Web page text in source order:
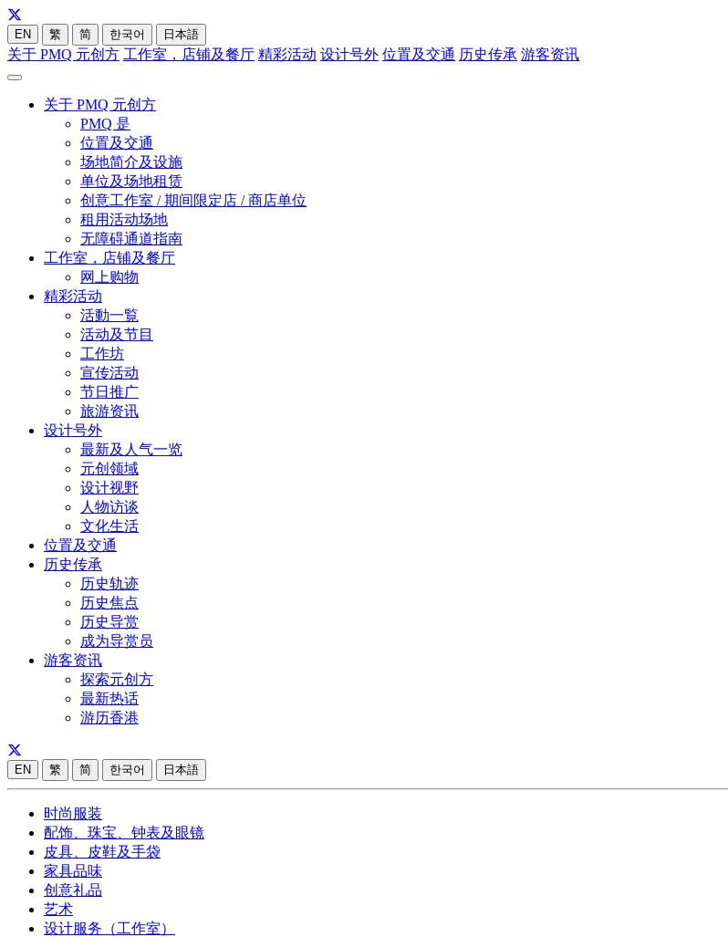
EN 繁 简 한국어 日本語
关于 PMQ 元创方 工作室，店铺及餐厅 精彩活动 设计号外 位置及交通 历史传承 游客资讯
关于 PMQ 元创方
PMQ 是
位置及交通
场地简介及设施
单位及场地租赁
创意工作室 / 期间限定店 / 商店单位
租用活动场地
无障碍通道指南
工作室，店铺及餐厅
网上购物
精彩活动
活動一覧
活动及节目
工作坊
宣传活动
节日推广
旅游资讯
设计号外
最新及人气一览
元创领域
设计视野
人物访谈
文化生活
位置及交通
历史传承
历史轨迹
历史焦点
历史导赏
成为导赏员
游客资讯
探索元创方
最新热话
游历香港
EN 繁 简 한국어 日本語
时尚服装
配饰、珠宝、钟表及眼镜
皮具、皮鞋及手袋
家具品味
创意礼品
艺术
设计服务（工作室）